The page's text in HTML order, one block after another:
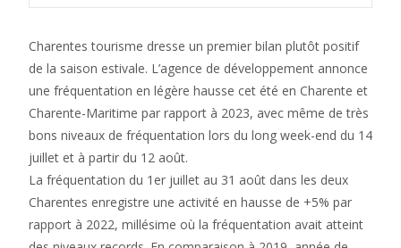
Charentes tourisme dresse un premier bilan plutôt positif
de la saison estivale. L’agence de développement annonce
une fréquentation en légère hausse cet été en Charente et
Charente-Maritime par rapport à 2023, avec même de très
bons niveaux de fréquentation lors du long week-end du 14
juillet et à partir du 12 août.
La fréquentation du 1er juillet au 31 août dans les deux
Charentes enregistre une activité en hausse de +5% par
rapport à 2022, millésime où la fréquentation avait atteint